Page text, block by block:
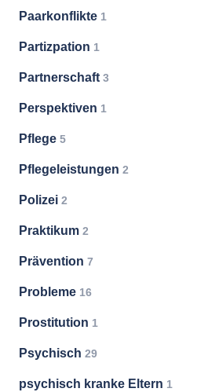
Paarkonflikte 1
Partizpation 1
Partnerschaft 3
Perspektiven 1
Pflege 5
Pflegeleistungen 2
Polizei 2
Praktikum 2
Prävention 7
Probleme 16
Prostitution 1
Psychisch 29
psychisch kranke Eltern 1